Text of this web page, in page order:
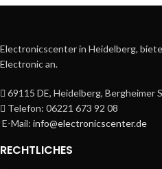
Electronicscenter in Heidelberg,
Electronic an.
69115 DE, Heidelberg, Bergheimer
Telefon: 06221 673 92 08
E-Mail:info@electronicscenter.de
RECHTLICHES